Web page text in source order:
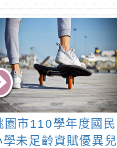
園市110學年度國民
學未足齡資賦優異兒